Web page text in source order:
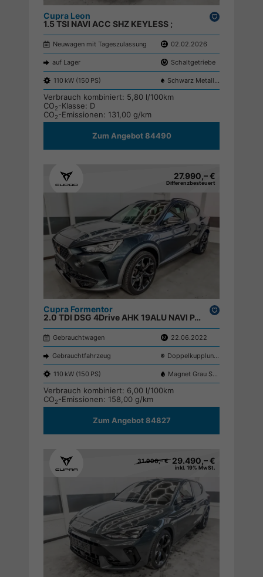
Cupra Leon
1.5 TSI NAVI ACC SHZ KEYLESS ;
Neuwagen mit Tageszulassung 02.02.2026
auf Lager Schaltgetriebe
110 kW (150 PS) Schwarz Metallic 0E0E
Verbrauch kombiniert: 5,80 l/100km
CO2-Klasse: D
CO2-Emissionen: 131,00 g/km
Zum Angebot 84490
27.990,– €
Differenzbesteuert
Cupra Formentor
2.0 TDI DSG 4Drive AHK 19ALU NAVI PANO SHZ BEATS RFK XL-Assist EL.Heckklappe ParkAssit ;
Gebrauchtwagen 22.06.2022
Gebrauchtfahrzeug Doppelkupplungsgetriebe (DSG)
110 kW (150 PS) Magnet Grau S7S7
Verbrauch kombiniert: 6,00 l/100km
CO2-Emissionen: 158,00 g/km
Zum Angebot 84827
31.990,– € 29.490,– €
inkl. 19% MwSt.